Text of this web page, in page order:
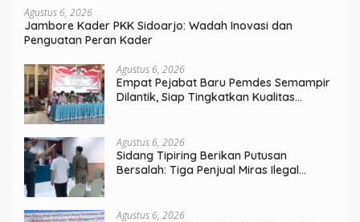
Agustus 6, 2026
Jambore Kader PKK Sidoarjo: Wadah Inovasi dan
Penguatan Peran Kader
Agustus 6, 2026
Empat Pejabat Baru Pemdes Semampir
Dilantik, Siap Tingkatkan Kualitas
Agustus 6, 2026
Sidang Tipiring Berikan Putusan
Bersalah: Tiga Penjual Miras Ilegal
Agustus 6, 2026